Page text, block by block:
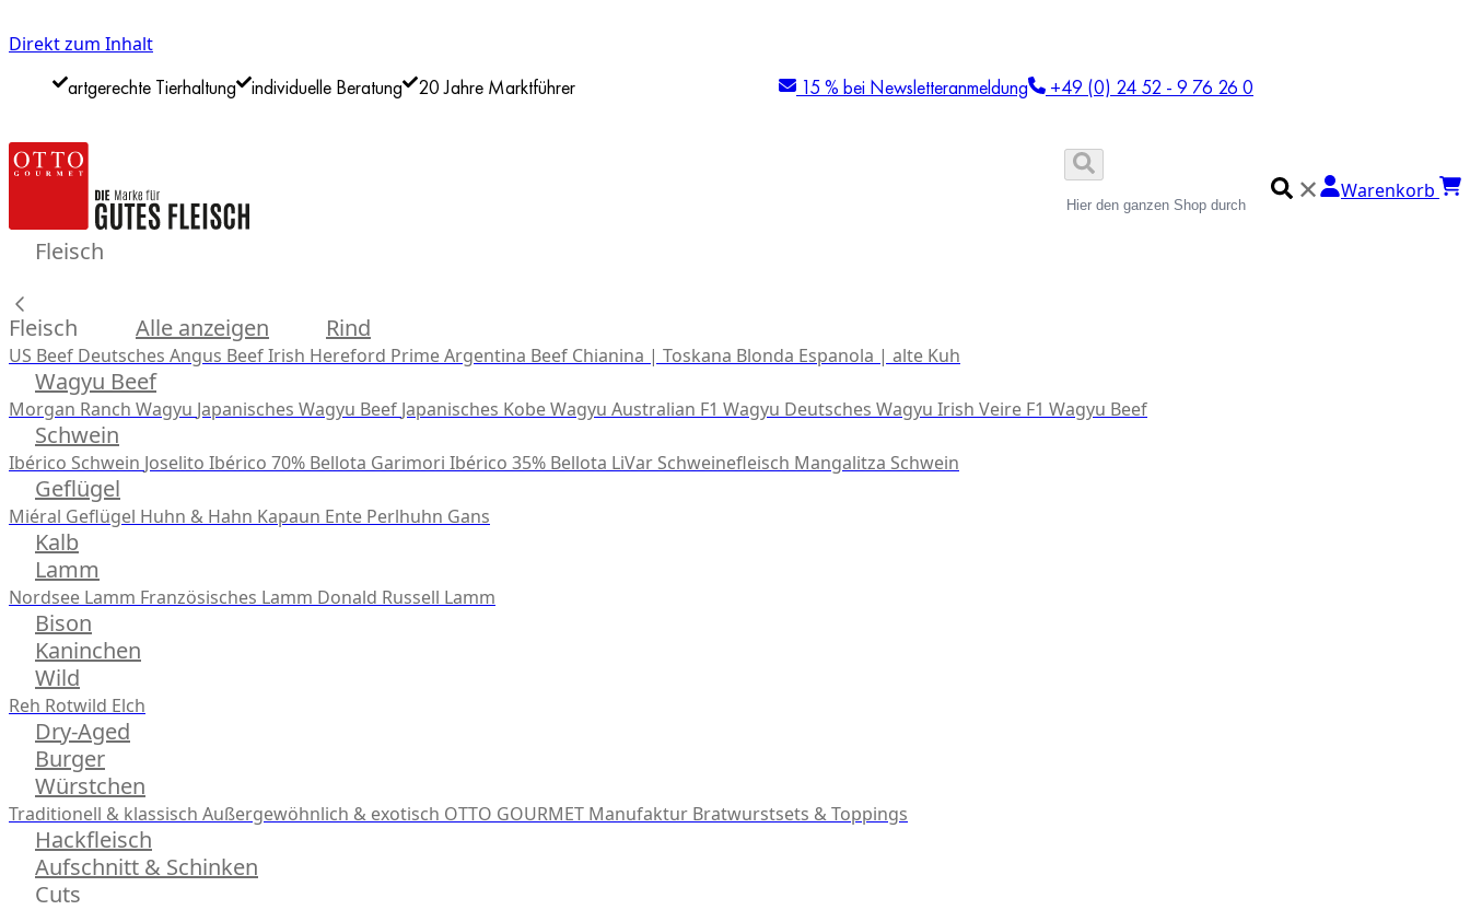
Direkt zum Inhalt
artgerechte Tierhaltung individuelle Beratung 20 Jahre Marktführer 15 % bei Newsletteranmeldung +49 (0) 24 52 - 9 76 26 0
✕ Warenkorb
Fleisch
Fleisch Alle anzeigen Rind
US Beef Deutsches Angus BeefIrish Hereford PrimeArgentina Beef Chianina | Toskana Blonda Espanola | alte Kuh
Wagyu Beef
Morgan Ranch Wagyu Japanisches Wagyu Beef Japanisches Kobe Wagyu Australian F1 Wagyu Deutsches Wagyu Irish Veire F1 Wagyu Beef
Schwein
Ibérico Schwein Joselito Ibérico 70% Bellota Garimori Ibérico 35% Bellota LiVar Schweinefleisch Mangalitza Schwein
Geflügel
Miéral Geflügel Huhn & Hahn Kapaun Ente Perlhuhn Gans
Kalb
Lamm
Nordsee Lamm Französisches Lamm Donald Russell Lamm
Bison
Kaninchen
Wild
Reh Rotwild Elch
Dry-Aged
Burger
Würstchen
Traditionell & klassisch Außergewöhnlich & exotisch OTTO GOURMET Manufaktur Bratwurstsets & Toppings
Hackfleisch
Aufschnitt & Schinken
Cuts